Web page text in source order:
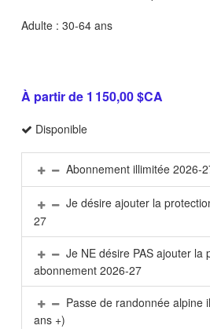
Adulte : 30-64 ans
À partir de 1 150,00 $CA
Disponible
Abonnement illimitée 2026-
Je désire ajouter la
27
Je NE désire PAS ajouter la
abonnement 2026-27
Passe de randonnée alpine
ans +)